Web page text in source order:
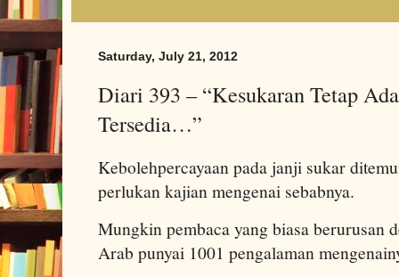
Saturday, July 21, 2012
Diari 393 – “Kesukaran Tetap
Tersedia…”
Kebolehpercayaan pada janji sukar
perlukan kajian mengenai sebabnya.
Mungkin pembaca yang biasa berurusan
Arab punyai 1001 pengalaman